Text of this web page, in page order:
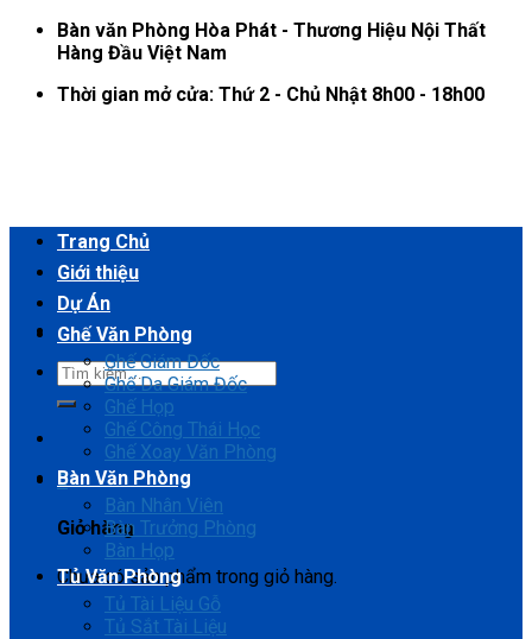
Skip
Bàn văn Phòng Hòa Phát - Thương Hiệu Nội Thất
Hàng Đầu Việt Nam
Thời gian mở cửa: Thứ 2 - Chủ Nhật 8h00 - 18h00
0
Giỏ hàng
Chưa có sản phẩm trong giỏ hàng.
Trang Chủ
Giới thiệu
Dự Án
Ghế Văn Phòng
Ghế Giám Đốc
Ghế Da Giám Đốc
Ghế Họp
Ghế Công Thái Học
Ghế Xoay Văn Phòng
Bàn Văn Phòng
Bàn Nhân Viên
Bàn Trưởng Phòng
Bàn Họp
Tủ Văn Phòng
Tủ Tài Liệu Gỗ
Tủ Sắt Tài Liệu